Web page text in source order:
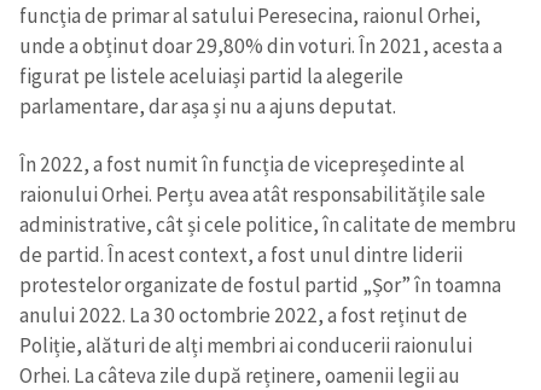
funcția de primar al satului Peresecina, raionul Orhei,
unde a obținut doar 29,80% din voturi. În 2021, acesta a
figurat pe listele aceluiași partid la alegerile
parlamentare, dar așa și nu a ajuns deputat.
În 2022, a fost numit în funcția de vicepreședinte al
raionului Orhei. Perțu avea atât responsabilitățile sale
administrative, cât și cele politice, în calitate de membru
de partid. În acest context, a fost unul dintre liderii
protestelor organizate de fostul partid „Șor” în toamna
anului 2022. La 30 octombrie 2022, a fost reținut de
Poliție, alături de alți membri ai conducerii raionului
Orhei. La câteva zile după reținere, oamenii legii au